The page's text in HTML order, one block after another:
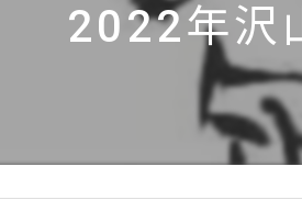
着付け
2022年沢